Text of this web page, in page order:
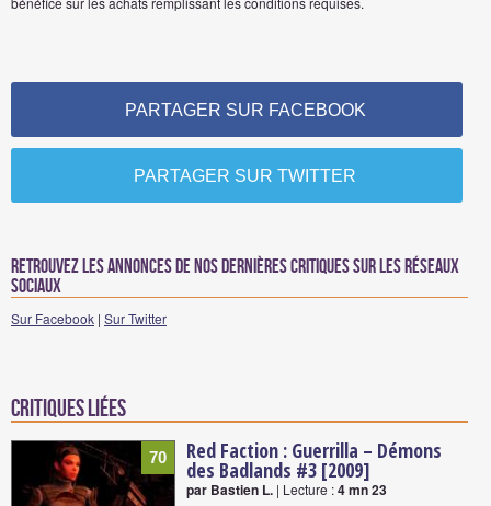
PARTAGER SUR FACEBOOK
PARTAGER SUR TWITTER
Retrouvez les annonces de nos dernières critiques sur les réseaux
sociaux
Sur Facebook | Sur Twitter
Critiques liées
70 Red Faction : Guerrilla – Démons
des Badlands #3 [2009]
par Bastien L. | Lecture :4 mn 23